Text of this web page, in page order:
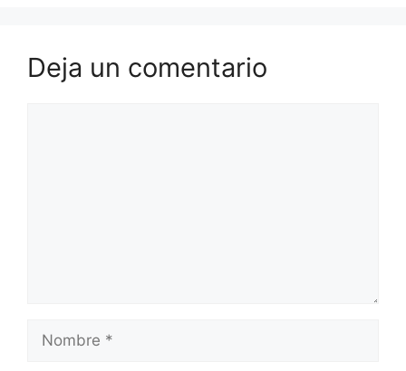
Deja un comentario
Nombre